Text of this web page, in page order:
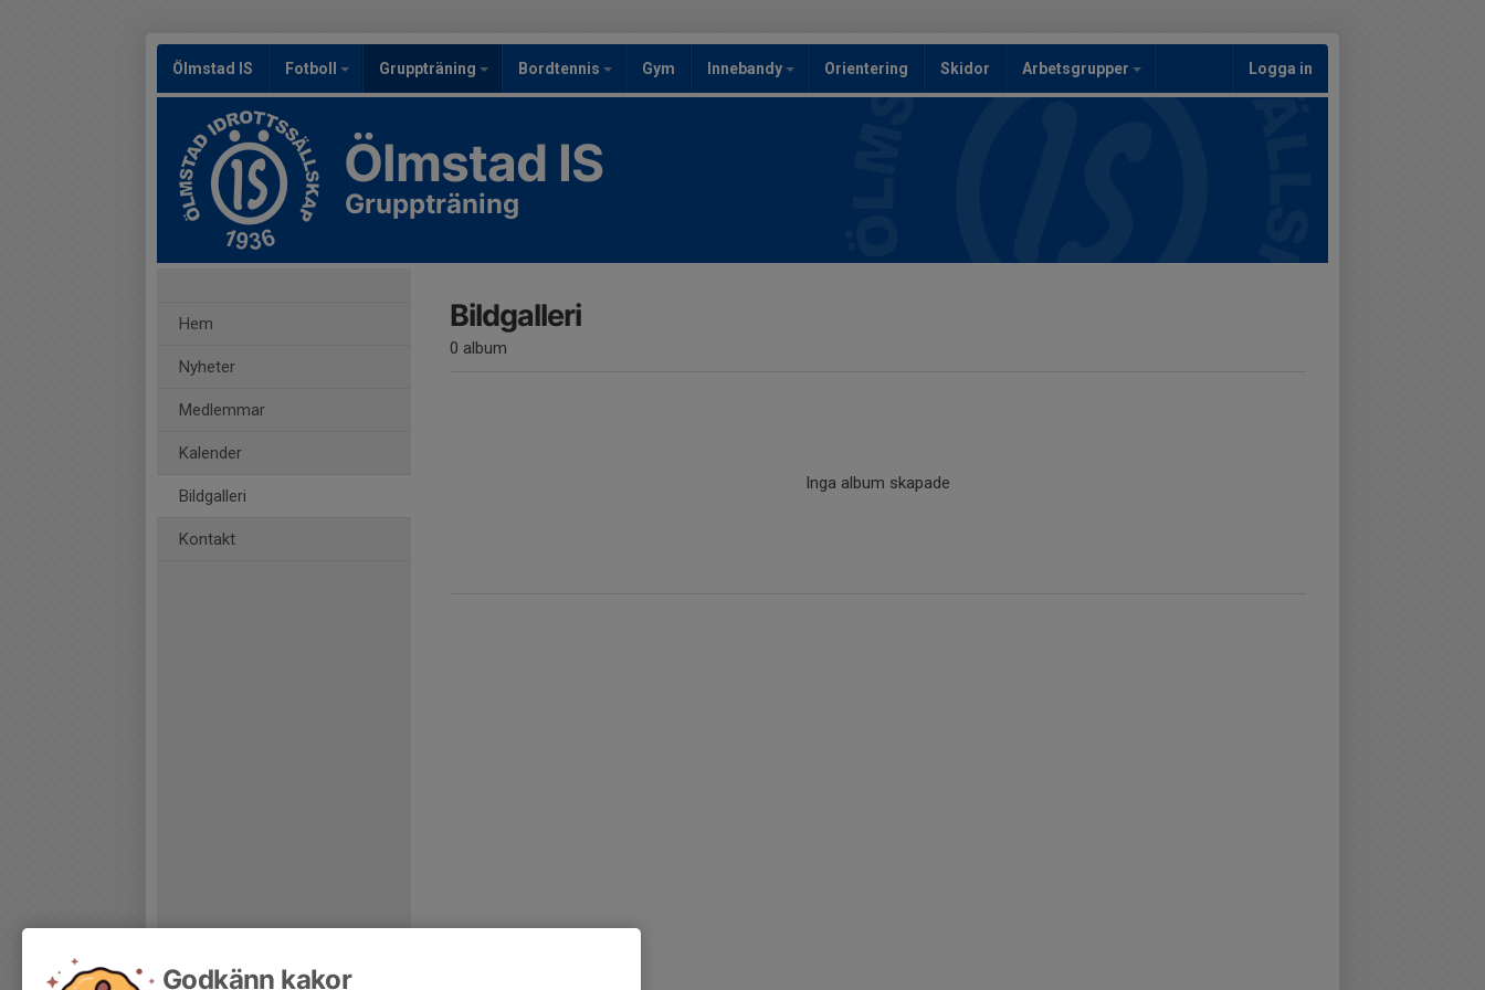
Ölmstad IS Fotboll Gruppträning Bordtennis Gym Innebandy Orientering Skidor Arbetsgrupper Logga in
Ölmstad IS
Gruppträning
Hem
Nyheter
Medlemmar
Kalender
Bildgalleri
Kontakt
Bildgalleri
0 album
Inga album skapade
Godkänn kakor